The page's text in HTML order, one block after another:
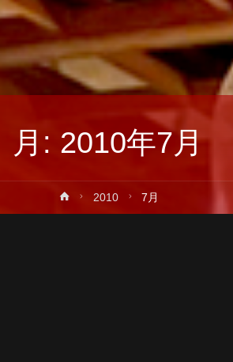
月: 2010年7月
ホ
ー
2010 7月